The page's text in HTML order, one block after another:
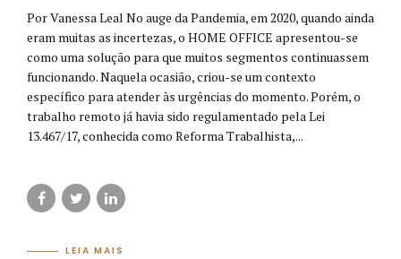
Por Vanessa Leal No auge da Pandemia, em 2020, quando ainda
eram muitas as incertezas, o HOME OFFICE apresentou-se
como uma solução para que muitos segmentos continuassem
funcionando. Naquela ocasião, criou-se um contexto
específico para atender às urgências do momento. Porém, o
trabalho remoto já havia sido regulamentado pela Lei
13.467/17, conhecida como Reforma Trabalhista,...
LEIA MAIS